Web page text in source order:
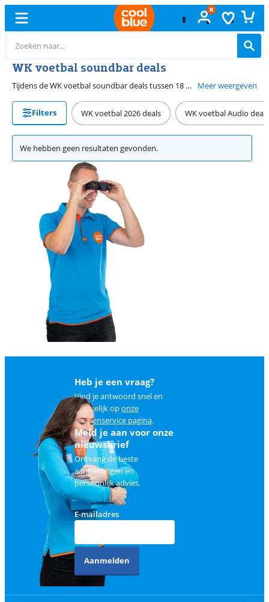
WK voetbal soundbar deals
Tijdens de WK voetbal soundbar deals tussen 18 mei en 21 juni 2026 scoor je jouw nieuwe soundbar met korting. Zo weet je zeker dat jij de wedstrijd goed ervaart. Ga voor een soundbar met Dolby Atmos als je het gevoel wil alsof je in het stadion staat. Deze techniek stuurt het geluid via het plafond en de muren naar je zitplek, waardoor je de wedstrijd levendig in je kamer hoort. Houd je van diepe bastonen? Kies dan voor een soundbar met ingebouwde subwoofer. Het geluid krijgt hierdoor meer diepte, waardoor het geluid indrukwekkender klinkt. Maak een surround sound opstelling met 2 achterspeakers voor de complete ervaring. Zo hoor je de bal van achter je vandaan komen en ga je helemaal op in de wedstrijd. Meer weergeven
Filters WK voetbal 2026 deals WK voetbal Audio deals
We hebben geen resultaten gevonden.
Heb je een vraag?
Vind je antwoord snel en
makkelijk oponze
klantenservice pagina.
Meld je aan voor onze
nieuwsbrief
Ontvang de beste
aanbiedingen en
persoonlijk advies.
E-mailadres
Aanmelden